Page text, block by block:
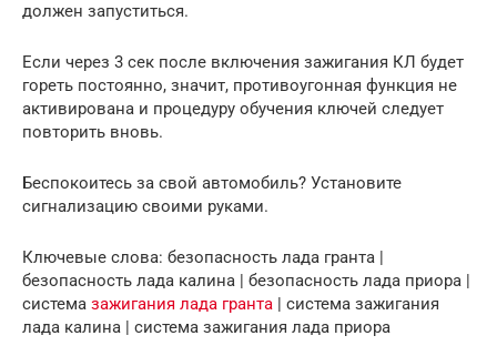
должен запуститься.
Если через 3 сек после включения зажигания КЛ будет
гореть постоянно, значит, противоугонная функция не
активирована и процедуру обучения ключей следует
повторить вновь.
Беспокоитесь за свой автомобиль? Установите
сигнализацию своими руками.
Ключевые слова: безопасность лада гранта |
безопасность лада калина | безопасность лада приора |
система зажигания лада гранта | система зажигания
лада калина | система зажигания лада приора